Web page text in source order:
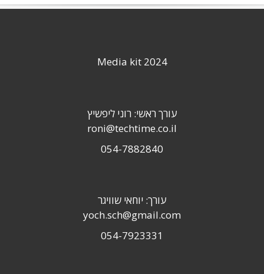
Media kit 2024
עורך ראשי: רוני ליפשיץ
roni@techtime.co.il
054-7882840
עורך: יוחאי שוויגר
yoch.sch@gmail.com
054-7923331